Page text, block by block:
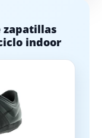
zapatillas
indoor